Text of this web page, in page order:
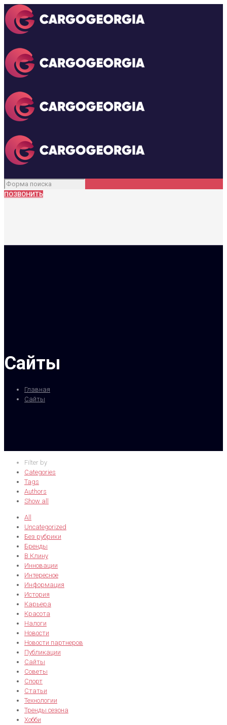
ПОЗВОНИТЬ
Сайты
Главная
Сайты
Filter by
Categories
Tags
Authors
Show all
All
Uncategorized
Без рубрики
Бренды
В Клину
Инновации
Интересное
Информация
История
Карьера
Красота
Налоги
Новости
Новости партнеров
Публикации
Сайты
Советы
Спорт
Статьи
Технологии
Тренды сезона
Хобби